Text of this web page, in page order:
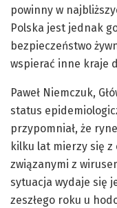
powinny w
Polska jest jednak
bezpieczeństwo
wspierać inne kraje
Paweł Niemczuk,
status
przypomniał, że
kilku lat mierzy się
związanymi z
sytuacja wydaje się
zeszłego roku u